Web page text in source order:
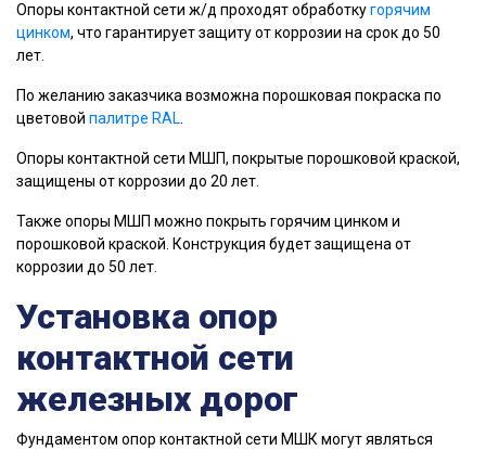
Опоры контактной сети ж/д проходят обработкугорячим
цинком, что гарантирует защиту от коррозии на срок до 50
лет.
По желанию заказчика возможна порошковая покраска по
цветовой палитре RAL.
Опоры контактной сети МШП, покрытые порошковой краской,
защищены от коррозии до 20 лет.
Также опоры МШП можно покрыть горячим цинком и
порошковой краской. Конструкция будет защищена от
коррозии до 50 лет.
Установка опор
контактной сети
железных дорог
Фундаментом опор контактной сети МШК могут являться